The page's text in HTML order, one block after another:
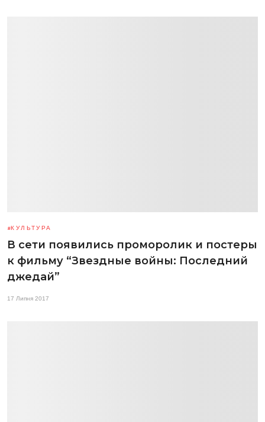
КУЛЬТУРА
В сети появились проморолик и постеры
к фильму “Звездные войны: Последний
джедай”
17 Липня 2017